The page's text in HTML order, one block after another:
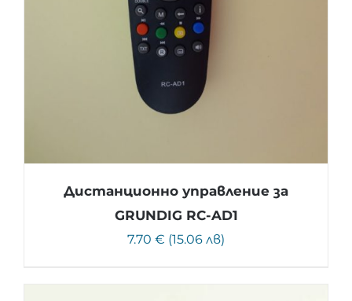
Дистанционно управление за
GRUNDIG RC-AD1
7.70 € (15.06 лв)